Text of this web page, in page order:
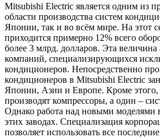
Mitsubishi Electric является одним из
области производства систем
Японии, так и во всём мире. На этот
приходится примерно 12% всего
более 3 млрд. долларов. Эта величина
компаний, специализирующихся
кондиционеров. Непосредственно
кондиционеров в Mitsubishi Electric
Японии, Азии и Европе. Кроме этого,
производят компрессоры, а один –
Однако работа над новыми моделями
этих заводах. Специализация
позволяет использовать все